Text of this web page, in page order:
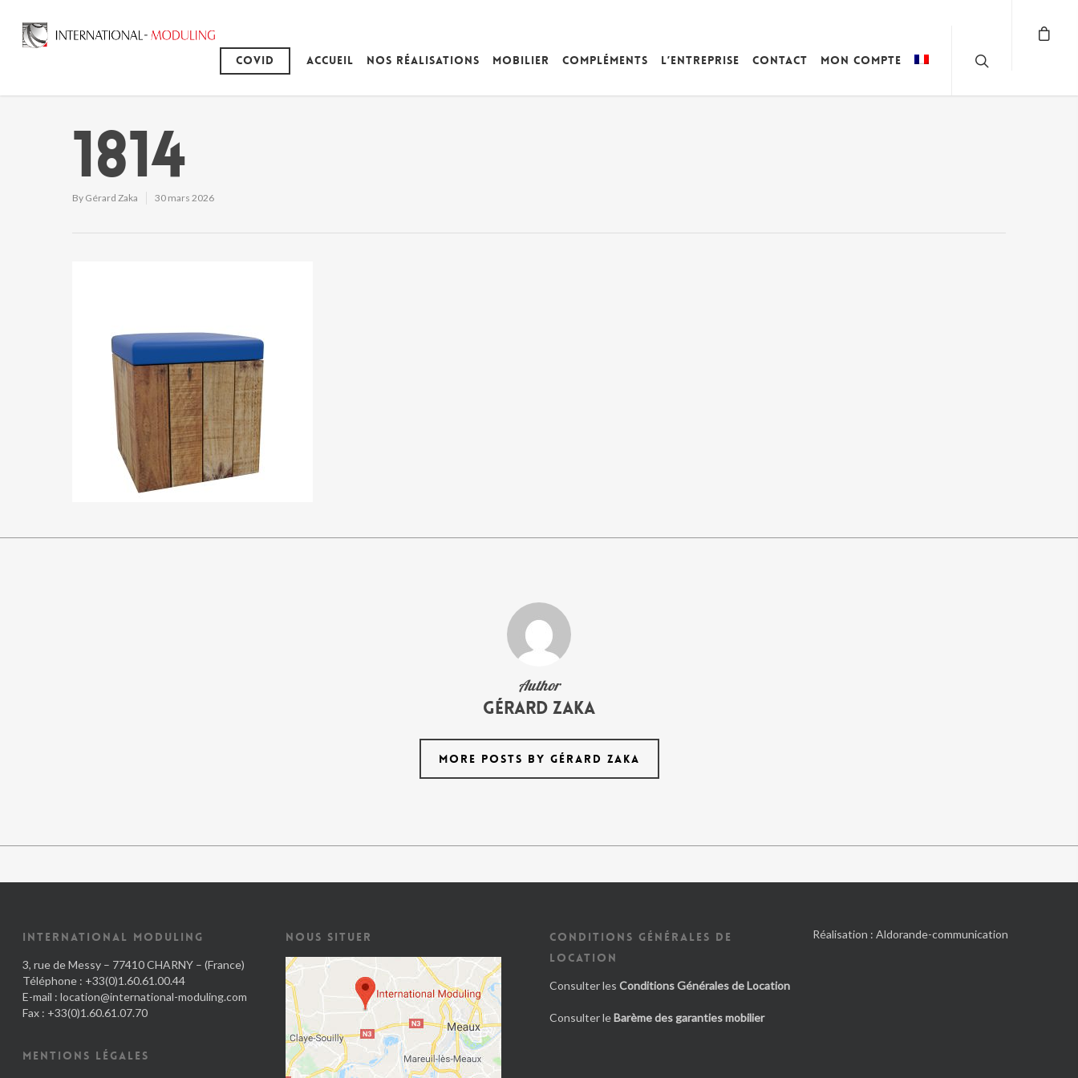
Covid Accueil Nos réalisations Mobilier Compléments L’entreprise Contact Mon compte
1814
By Gérard Zaka 30 mars 2026
Author
Gérard Zaka
MORE POSTS BY GÉRARD ZAKA
INTERNATIONAL MODULING
3, rue de Messy – 77410 CHARNY – (France)
Téléphone : +33(0)1.60.61.00.44
E-mail : location@international-moduling.com
Fax : +33(0)1.60.61.07.70
MENTIONS LÉGALES
NOUS SITUER
CONDITIONS GÉNÉRALES DE
LOCATION
Consulter les Conditions Générales de Location
Consulter leBarème des garanties mobilier
Réalisation :Aldorande-communication